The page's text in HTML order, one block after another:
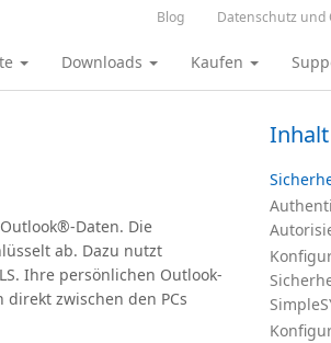
Downloads Kaufen
Blog Datenschutz und
Daten. Die
ab. Dazu nutzt
Ihre persönlichen Outlook-
zwischen den PCs
Inhalt